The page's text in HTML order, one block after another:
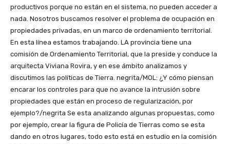
productivos porque no están en el sistema, no pueden acceder a
nada. Nosotros buscamos resolver el problema de ocupación en
propiedades privadas, en un marco de ordenamiento territorial.
En esta línea estamos trabajando. LA provincia tiene una
comisión de Ordenamiento Territorial, que la preside y conduce la
arquitecta Viviana Rovira, y en ese ámbito analizamos y
discutimos las políticas de Tierra. negrita/MOL: ¿Y cómo piensan
encarar los controles para que no avance la intrusión sobre
propiedades que están en proceso de regularización, por
ejemplo?/negrita Se esta analizando algunas propuestas, como
por ejemplo, crear la figura de Policía de Tierras como se esta
dando en otros lugares, todo esto está en estudio en la comisión